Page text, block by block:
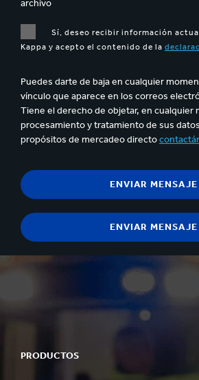
archivo
Sí, deseo recibir información
Kappa y acepto el contenido de la
Puedes darte de baja en cualquier
vínculo que aparece en los correos
Tiene el derecho de objetar, en cualquier
procesamiento y tratamiento de sus
propósitos de mercadeo directo
PRODUCTOS